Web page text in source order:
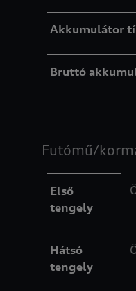
Akkumulátor
Bruttó
Futómű/
Első
tengely
Hátsó
tengely